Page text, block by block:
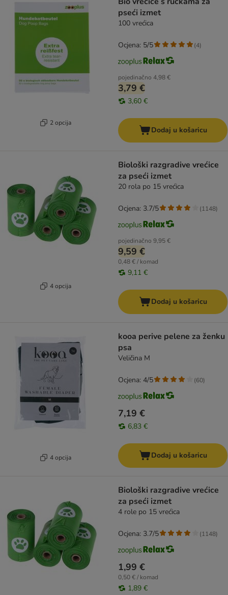
2 opcija
pseći izmet
100 vrećica
pojedinačno 4,98 €
3,79 €
3,60 €
Ocjena: 5/5 (4)
Dodaj u košaricu
4 opcija
Biološki razgradive vrećice
za pseći izmet
20 rola po 15 vrećica
pojedinačno 9,95 €
9,59 €
0,48 € / komad
9,11 €
Ocjena: 3.7/5 (1148)
Dodaj u košaricu
4 opcija
kooa perive pelene za ženku
psa
Veličina M
7,19 €
6,83 €
Ocjena: 4/5 (60)
Dodaj u košaricu
Biološki razgradive vrećice
za pseći izmet
4 role po 15 vrećica
1,99 €
0,50 € / komad
1,89 €
Ocjena: 3.7/5 (1148)